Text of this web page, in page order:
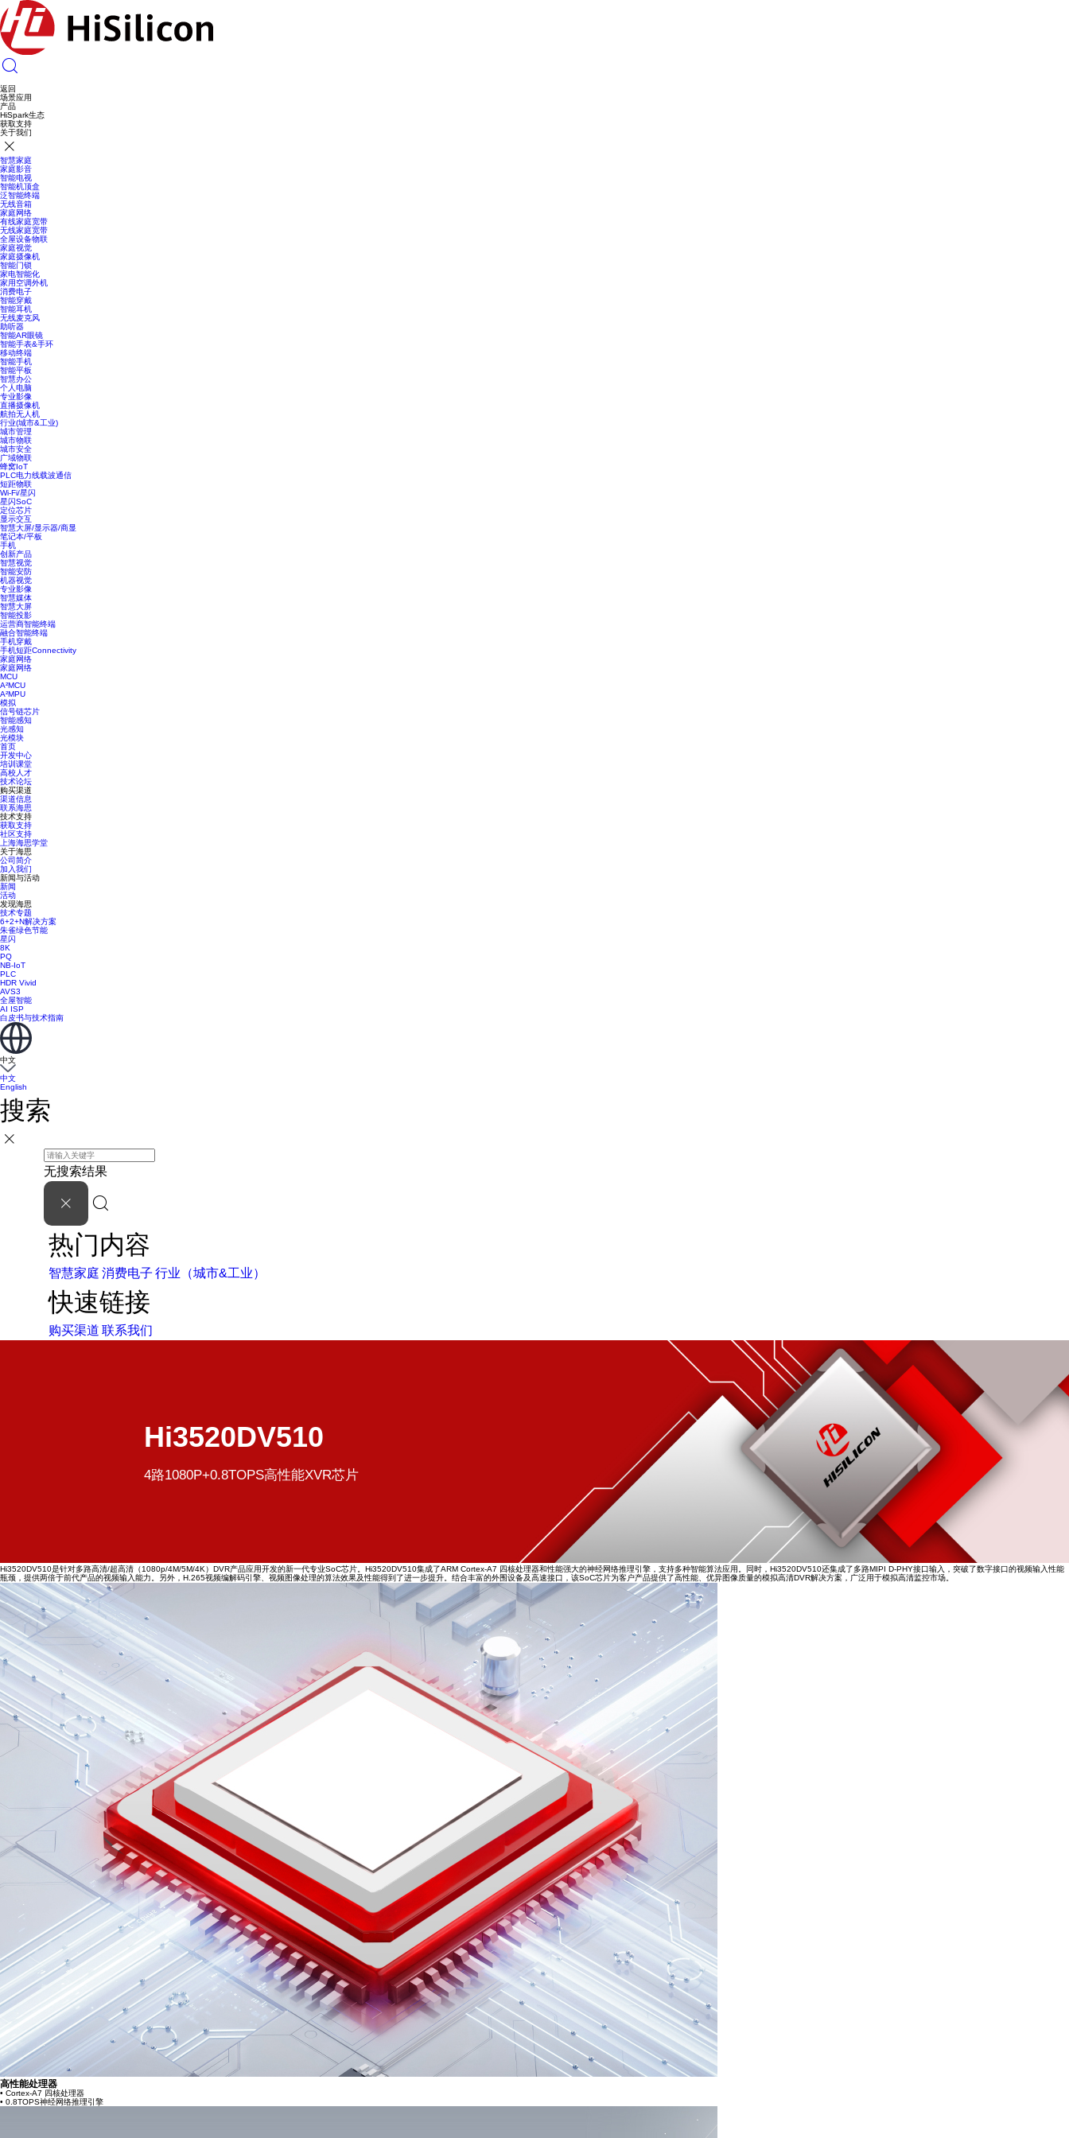
返回
场景应用
产品
HiSpark生态
获取支持
关于我们
智慧家庭
家庭影音
智能电视
智能机顶盒
泛智能终端
无线音箱
家庭网络
有线家庭宽带
无线家庭宽带
全屋设备物联
家庭视觉
家庭摄像机
智能门锁
家电智能化
家用空调外机
消费电子
智能穿戴
智能耳机
无线麦克风
助听器
智能AR眼镜
智能手表&手环
移动终端
智能手机
智能平板
智慧办公
个人电脑
专业影像
直播摄像机
航拍无人机
行业(城市&工业)
城市管理
城市物联
城市安全
广域物联
蜂窝IoT
PLC电力线载波通信
短距物联
Wi-Fi/星闪
星闪SoC
定位芯片
显示交互
智慧大屏/显示器/商显
笔记本/平板
手机
创新产品
智慧视觉
智能安防
机器视觉
专业影像
智慧媒体
智慧大屏
智能投影
运营商智能终端
融合智能终端
手机穿戴
手机短距Connectivity
家庭网络
家庭网络
MCU
A²MCU
A²MPU
模拟
信号链芯片
智能感知
光感知
光模块
首页
开发中心
培训课堂
高校人才
技术论坛
购买渠道
渠道信息
联系海思
技术支持
获取支持
社区支持
上海海思学堂
关于海思
公司简介
加入我们
新闻与活动
新闻
活动
发现海思
技术专题
6+2+N解决方案
朱雀绿色节能
星闪
8K
PQ
NB-IoT
PLC
HDR Vivid
AVS3
全屋智能
AI ISP
白皮书与技术指南
中文
中文
English
搜索
无搜索结果
热门内容
智慧家庭 消费电子 行业（城市&工业）
快速链接
购买渠道 联系我们
Hi3520DV510
4路1080P+0.8TOPS高性能XVR芯片
Hi3520DV510是针对多路高清/超高清（1080p/4M/5M/4K）DVR产品应用开发的新一代专业SoC芯片。Hi3520DV510集成了ARM Cortex-A7 四核处理器和性能强大的神经网络推理引擎，支持多种智能算法应用。同时，Hi3520DV510还集成了多路MIPI D-PHY接口输入，突破了数字接口的视频输入性能
瓶颈，提供两倍于前代产品的视频输入能力。另外，H.265视频编解码引擎、视频图像处理的算法效果及性能得到了进一步提升。结合丰富的外围设备及高速接口，该SoC芯片为客户产品提供了高性能、优异图像质量的模拟高清DVR解决方案，广泛用于模拟高清监控市场。
高性能处理器
• Cortex-A7 四核处理器
• 0.8TOPS神经网络推理引擎